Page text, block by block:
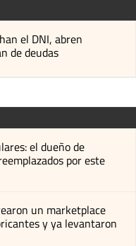
el DNI, abren
de deudas
el dueño de
por este
un marketplace
y ya levantaron